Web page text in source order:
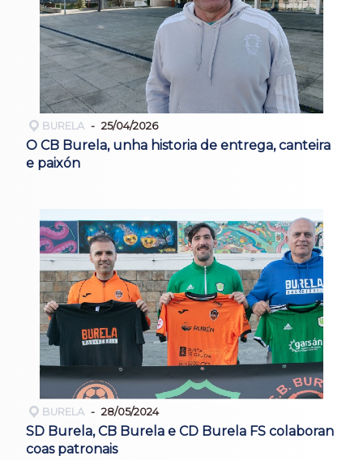
BURELA 25/04/2026
O CB Burela, unha historia de entrega, canteira
e paixón
BURELA 28/05/2024
SD Burela, CB Burela e CD Burela FS colaboran
coas patronais